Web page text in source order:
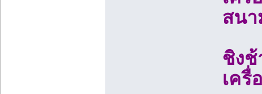
สนา
ชิงช้
เครื่